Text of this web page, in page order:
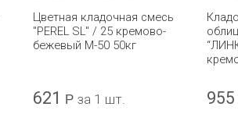
Цветная кладочная смесь
"PEREL SL" / 25 кремово-
бежевый М-50 50кг
621 Р за 1 шт. 955